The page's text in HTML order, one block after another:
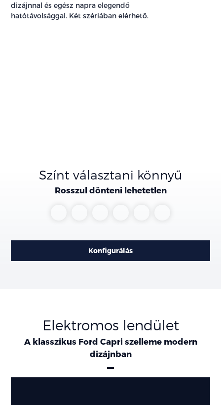
dizájnnal és egész napra elegendő
hatótávolsággal. Két szériában elérhető.
Színt választani könnyű
Rosszul dönteni lehetetlen
Konfigurálás
Elektromos lendület
A klasszikus Ford Capri szelleme modern
dizájnban